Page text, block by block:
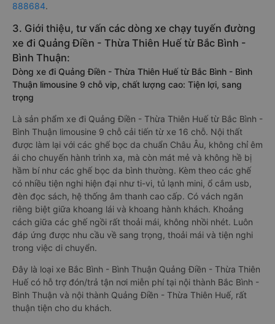
888684.
3. Giới thiệu, tư vấn các dòng xe chạy tuyến đường
xe đi Quảng Điền - Thừa Thiên Huế từ Bắc Bình -
Bình Thuận:
Dòng xe đi Quảng Điền - Thừa Thiên Huế từ Bắc Bình - Bình
Thuận limousine 9 chỗ vip, chất lượng cao: Tiện lợi, sang
trọng
Là sản phẩm xe đi Quảng Điền - Thừa Thiên Huế từ Bắc Bình -
Bình Thuận limousine 9 chỗ cải tiến từ xe 16 chỗ. Nội thất
được làm lại với các ghế bọc da chuẩn Châu Âu, không chỉ êm
ái cho chuyến hành trình xa, mà còn mát mẻ và không hề bị
hầm bí như các ghế bọc da bình thường. Kèm theo các ghế
có nhiều tiện nghi hiện đại như ti-vi, tủ lạnh mini, ổ cắm usb,
đèn đọc sách, hệ thống âm thanh cao cấp. Có vách ngăn
riêng biệt giữa khoang lái và khoang hành khách. Khoảng
cách giữa các ghế ngồi rất thoải mái, không nhồi nhét. Luôn
đáp ứng được nhu cầu về sang trọng, thoải mái và tiện nghi
trong việc di chuyển.
Đây là loại xe Bắc Bình - Bình Thuận Quảng Điền - Thừa Thiên
Huế có hỗ trợ đón/trả tận nơi miễn phí tại nội thành Bắc Bình -
Bình Thuận và nội thành Quảng Điền - Thừa Thiên Huế, rất
thuận tiện cho du khách.